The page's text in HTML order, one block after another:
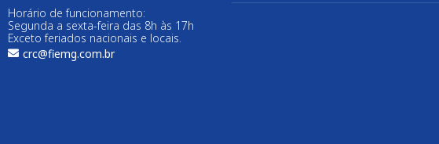
Horário de funcionamento:
Segunda a sexta-feira das 8h às 17h
Exceto feriados nacionais e locais.
crc@fiemg.com.br